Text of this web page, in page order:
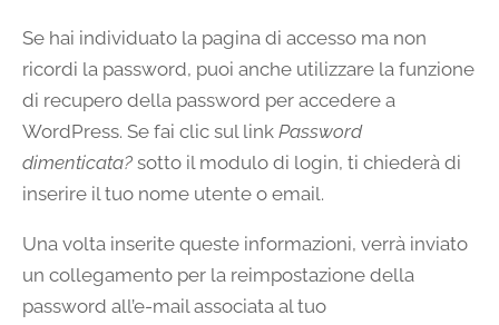
Se hai individuato la pagina di accesso ma non
ricordi la password, puoi anche utilizzare la funzione
di recupero della password per accedere a
WordPress. Se fai clic sul link Password
dimenticata? sotto il modulo di login, ti chiederà di
inserire il tuo nome utente o email.
Una volta inserite queste informazioni, verrà inviato
un collegamento per la reimpostazione della
password all’e-mail associata al tuo